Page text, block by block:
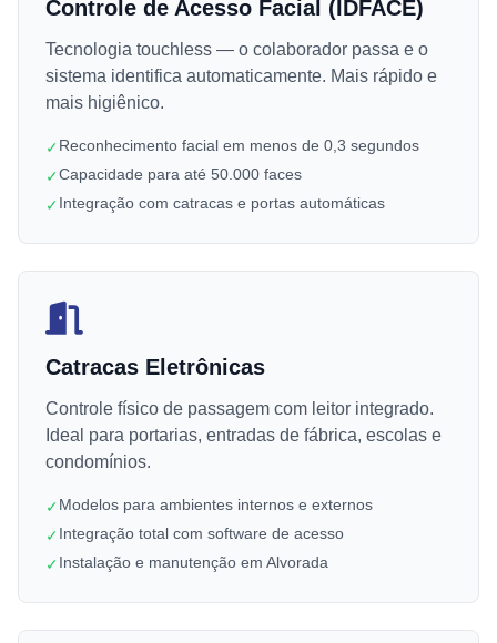
Controle de Acesso Facial (IDFACE)
Tecnologia touchless — o colaborador passa e o
sistema identifica automaticamente. Mais rápido e
mais higiênico.
✓Reconhecimento facial em menos de 0,3 segundos
✓Capacidade para até 50.000 faces
✓Integração com catracas e portas automáticas
Catracas Eletrônicas
Controle físico de passagem com leitor integrado.
Ideal para portarias, entradas de fábrica, escolas e
condomínios.
✓Modelos para ambientes internos e externos
✓Integração total com software de acesso
✓Instalação e manutenção em Alvorada